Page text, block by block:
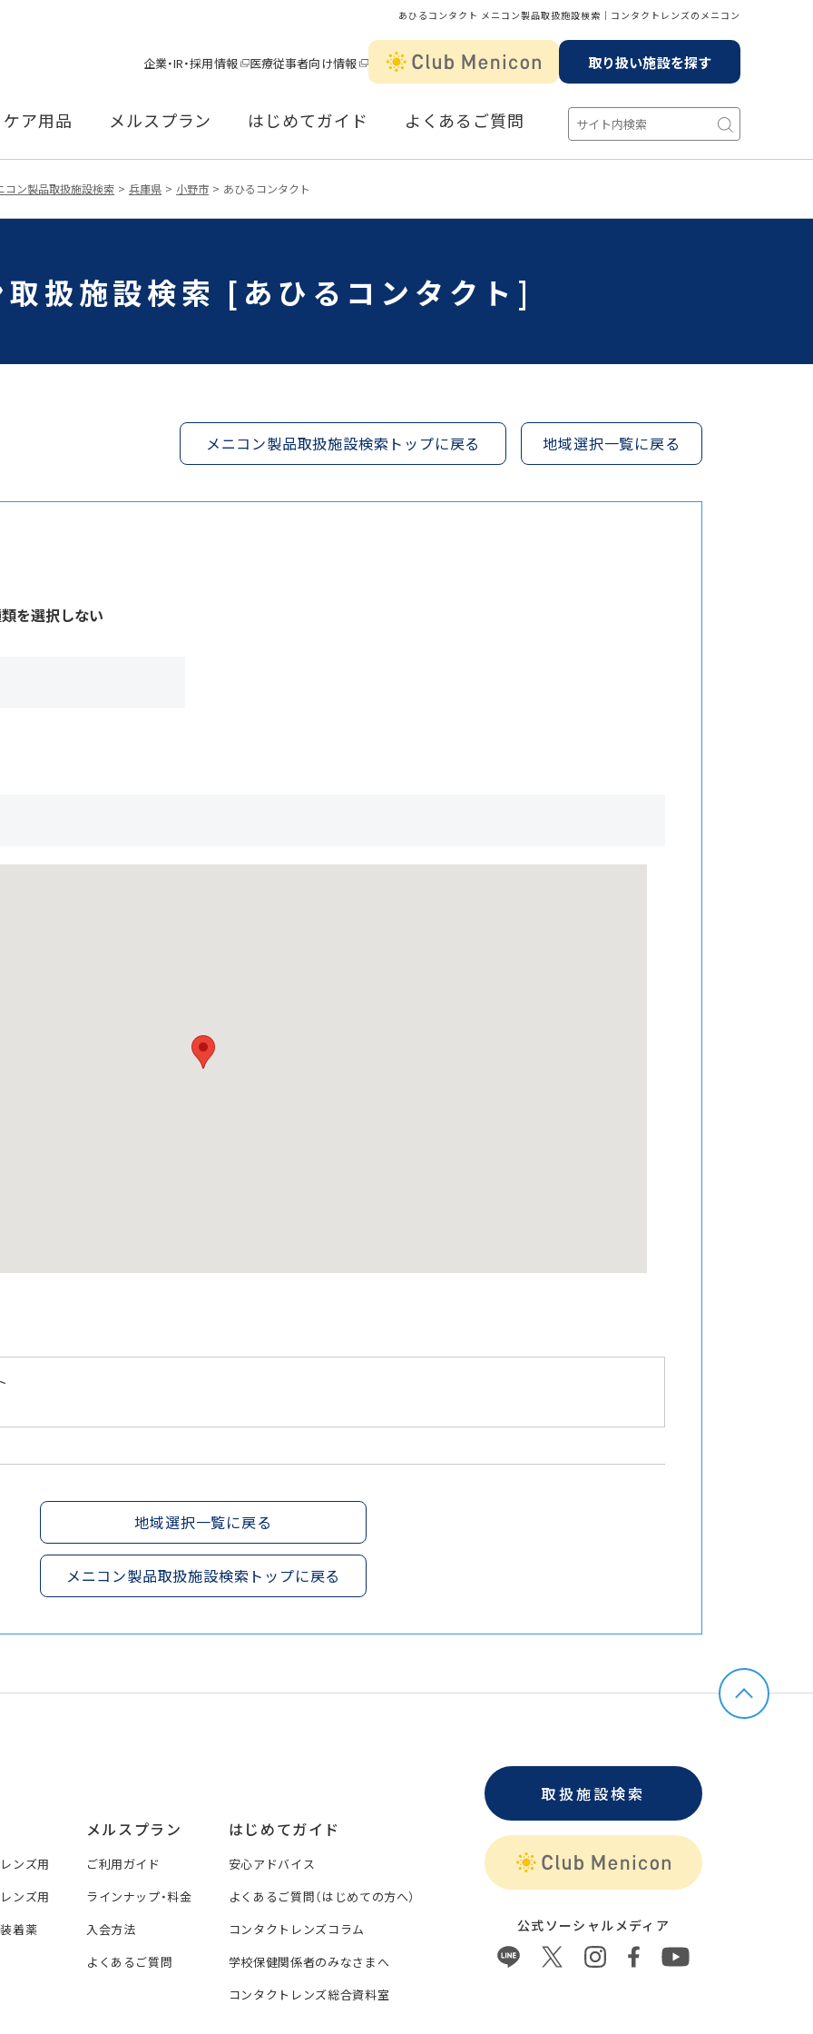
あひるコンタクト メニコン製品取扱施設検索│コンタクトレンズのメニコン
企業・IR・採用情報 医療従事者向け情報 取り扱い施設を探す
ケア用品 メルスプラン はじめてガイド よくあるご質問
コン製品取扱施設検索 兵庫県 小野市 あひるコンタクト
取扱施設検索 [あひるコンタクト]
メニコン製品取扱施設検索トップに戻る 地域選択一覧に戻る
を選択しない
地域選択一覧に戻る
メニコン製品取扱施設検索トップに戻る
ンズ用
ンズ用
着薬
メルスプラン
ご利用ガイド
ラインナップ・料金
入会方法
よくあるご質問
はじめてガイド
安心アドバイス
よくあるご質問（はじめての方へ）
コンタクトレンズコラム
学校保健関係者のみなさまへ
コンタクトレンズ総合資料室
取扱施設検索
公式ソーシャルメディア